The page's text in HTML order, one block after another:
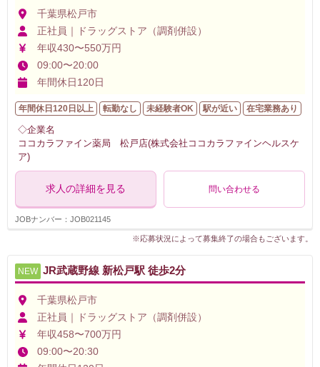
千葉県松戸市
正社員｜ドラッグストア（調剤併設）
年収430〜550万円
09:00〜20:00
年間休日120日
年間休日120日以上 転勤なし 未経験者OK 駅が近い 在宅業務あり
◇企業名
ココカラファイン薬局 松戸店(株式会社ココカラファインヘルスケ
ア)
求人の詳細を見る 問い合わせる
JOBナンバー：JOB021145
※応募状況によって募集終了の場合もございます。
NEW JR武蔵野線 新松戸駅 徒歩2分
千葉県松戸市
正社員｜ドラッグストア（調剤併設）
年収458〜700万円
09:00〜20:30